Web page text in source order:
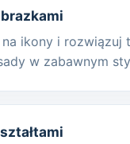
na ikony i rozwiązuj
w zabawnym